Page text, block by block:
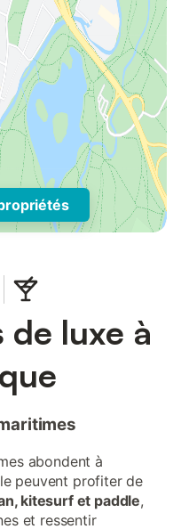
de luxe à
abondent à
peuvent profiter de
kitesurf et paddle,
et ressentir